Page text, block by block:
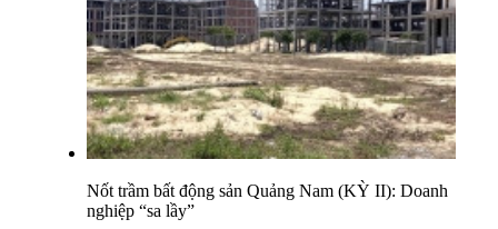
Nốt trầm bất động sản Quảng Nam (KỲ II): Doanh
nghiệp “sa lầy”